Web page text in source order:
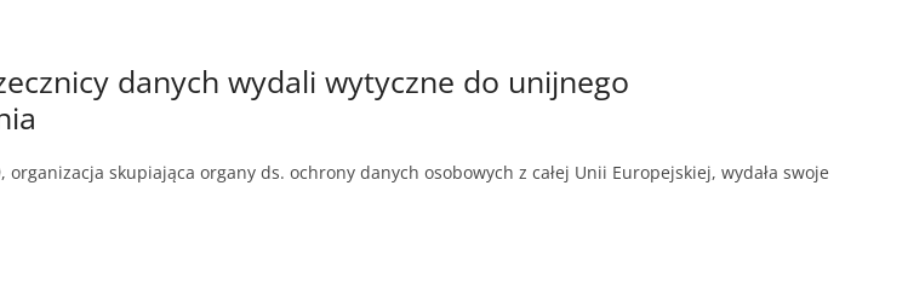
danych wydali wytyczne do unijnego
organizacja skupiająca organy ds. ochrony danych osobowych z całej Unii Europejskiej, wydała swoje